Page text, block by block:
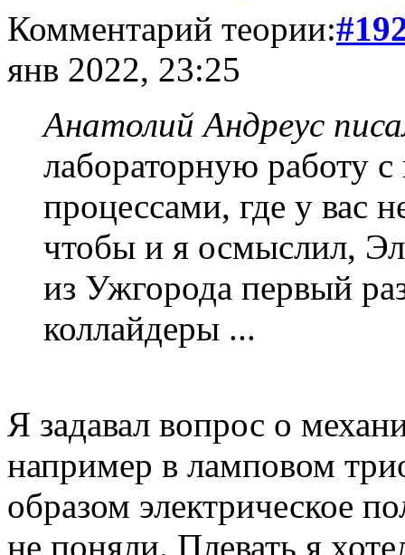
Комментарий теории:
янв 2022, 23:25
Анатолий Андреус
лабораторную работу
процессами, где у вас
чтобы и я осмыслил,
из Ужгорода первый
коллайдеры ...
Я задавал вопрос о
например в ламповом
образом электрическое
не поняли. Плевать я